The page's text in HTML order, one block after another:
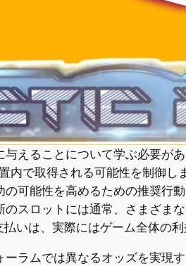
えることについて学ぶ必要が
で取得される可能性を制御し
可能性を高めるための推奨行
スロットには通常、さまざま
いは、実際にはゲーム全体の利
ラムでは異なるオッズを実現